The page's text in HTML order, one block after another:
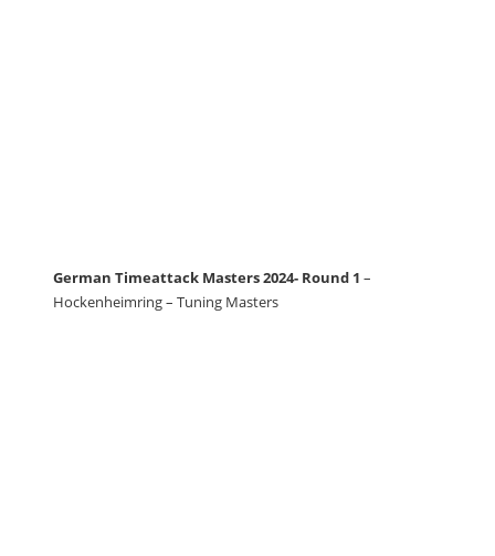
German Timeattack Masters 2024- Round 1 –
Hockenheimring – Tuning Masters